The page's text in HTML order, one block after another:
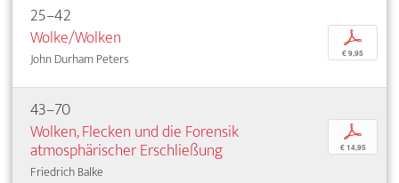
25–42
Wolke/Wolken
John Durham Peters
p
€ 9,95
43–70
Wolken, Flecken und die Forensik
atmosphärischer Erschließung
Friedrich Balke
p
€ 14,95